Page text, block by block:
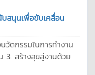
สนุนเพื่อขับเคลื่อน
วัตกรรมในการทำงาน
3. สร้างสุขสู่งานด้วย